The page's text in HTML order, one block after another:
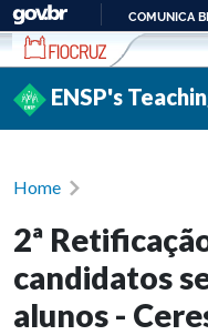
Ir para conteúdo COMUNICA
ENSP's
Home
2ª
candidatos
alunos -